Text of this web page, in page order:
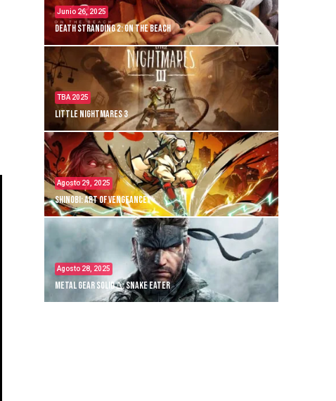
Junio 26, 2025
Death Stranding 2: On the Beach
TBA 2025
Little Nightmares 3
Agosto 29, 2025
Shinobi: Art of Vengeance
Agosto 28, 2025
Metal Gear Solid Δ: Snake Eater